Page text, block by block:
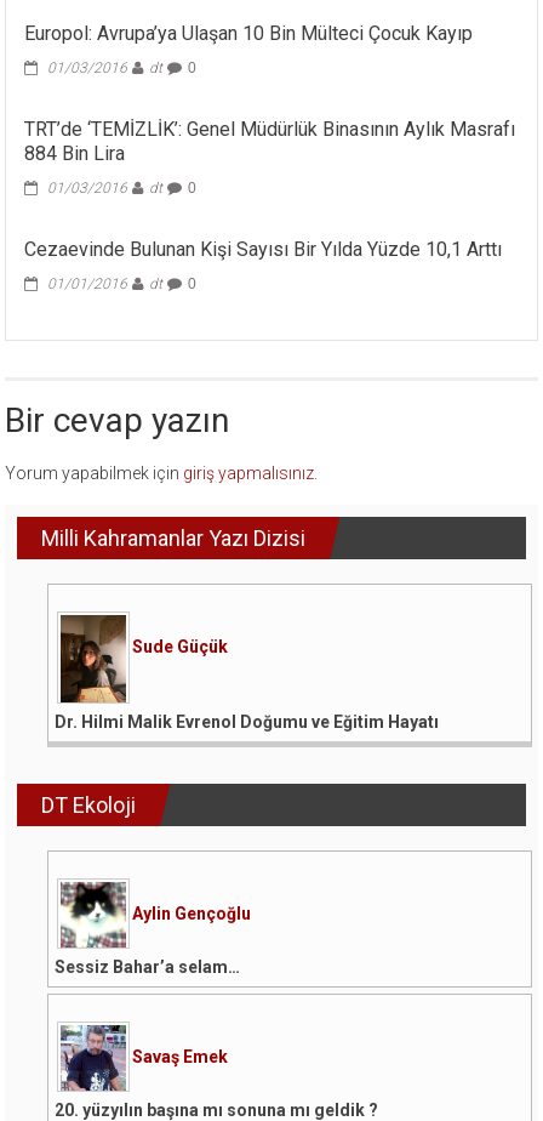
Europol: Avrupa’ya Ulaşan 10 Bin Mülteci Çocuk Kayıp
01/03/2016 dt 0
TRT’de ‘TEMİZLİK’: Genel Müdürlük Binasının Aylık Masrafı
884 Bin Lira
01/03/2016 dt 0
Cezaevinde Bulunan Kişi Sayısı Bir Yılda Yüzde 10,1 Arttı
01/01/2016 dt 0
Bir cevap yazın
Yorum yapabilmek için giriş yapmalısınız
Milli Kahramanlar Yazı Dizisi
Sude Güçük
Dr. Hilmi Malik Evrenol Doğumu ve Eğitim Hayatı
DT Ekoloji
Aylin Gençoğlu
Sessiz Bahar’a selam…
Savaş Emek
20. yüzyılın başına mı sonuna mı geldik ?